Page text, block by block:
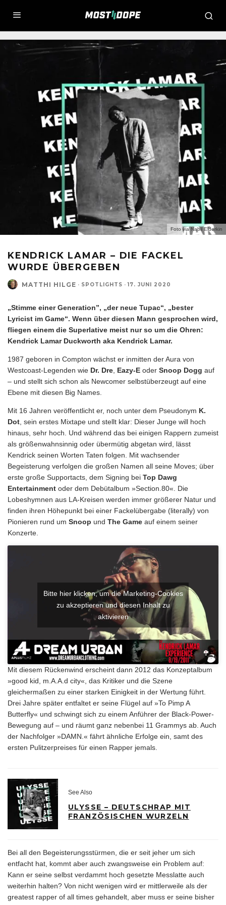
Foto via Nabil Elderkin
KENDRICK LAMAR – DIE FACKEL
WURDE ÜBERGEBEN
MATTHI HILGE · SPOTLIGHTS · 17. JUNI 2020
„Stimme einer Generation”, „der neue Tupac“, „bester
Lyricist im Game“. Wenn über diesen Mann gesprochen wird,
fliegen einem die Superlative meist nur so um die Ohren:
Kendrick Lamar Duckworth aka Kendrick Lamar.
1987 geboren in Compton wächst er inmitten der Aura von
Westcoast-Legenden wie Dr. Dre, Eazy-E oder Snoop Dogg auf
– und stellt sich schon als Newcomer selbstüberzeugt auf eine
Ebene mit diesen Big Names.
Mit 16 Jahren veröffentlicht er, noch unter dem Pseudonym K.
Dot, sein erstes Mixtape und stellt klar: Dieser Junge will hoch
hinaus, sehr hoch. Und während das bei einigen Rappern zumeist
als größenwahnsinnig oder übermütig abgetan wird, lässt
Kendrick seinen Worten Taten folgen. Mit wachsender
Begeisterung verfolgen die großen Namen all seine Moves; über
erste große Supportacts, dem Signing bei Top Dawg
Entertainment oder dem Debütalbum »Section.80«. Die
Lobeshymnen aus LA-Kreisen werden immer größerer Natur und
finden ihren Höhepunkt bei einer Fackelübergabe (literally) von
Pionieren rund um Snoop und The Game auf einem seiner
Konzerte.
Bitte hier klicken, um die Marketing-Cookies
zu akzeptieren und diesen Inhalt zu
aktivieren
Mit diesem Rückenwind erscheint dann 2012 das Konzeptalbum
»good kid, m.A.A.d city«, das Kritiker und die Szene
gleichermaßen zu einer starken Einigkeit in der Wertung führt.
Drei Jahre später entfaltet er seine Flügel auf »To Pimp A
Butterfly« und schwingt sich zu einem Anführer der Black-Power-
Bewegung auf – und räumt ganz nebenbei 11 Grammys ab. Auch
der Nachfolger »DAMN.« fährt ähnliche Erfolge ein, samt des
ersten Pulitzerpreises für einen Rapper jemals.
See Also
ULYSSE – DEUTSCHRAP MIT
FRANZÖSISCHEN WURZELN
Bei all den Begeisterungsstürmen, die er seit jeher um sich
entfacht hat, kommt aber auch zwangsweise ein Problem auf:
Kann er seine selbst verdammt hoch gesetzte Messlatte auch
weiterhin halten? Von nicht wenigen wird er mittlerweile als der
greatest rapper of all times gehandelt, aber muss er seine bisher